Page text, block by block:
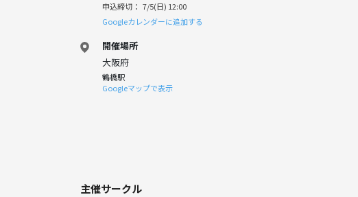
申込締切： 7/5(日) 12:00
Googleカレンダーに追加する
開催場所
大阪府
鶴橋駅
Googleマップで表示
主催サークル